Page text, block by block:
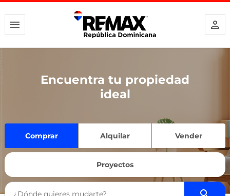
Encuentra tu propiedad
ideal
Comprar Alquilar Vender
Proyectos